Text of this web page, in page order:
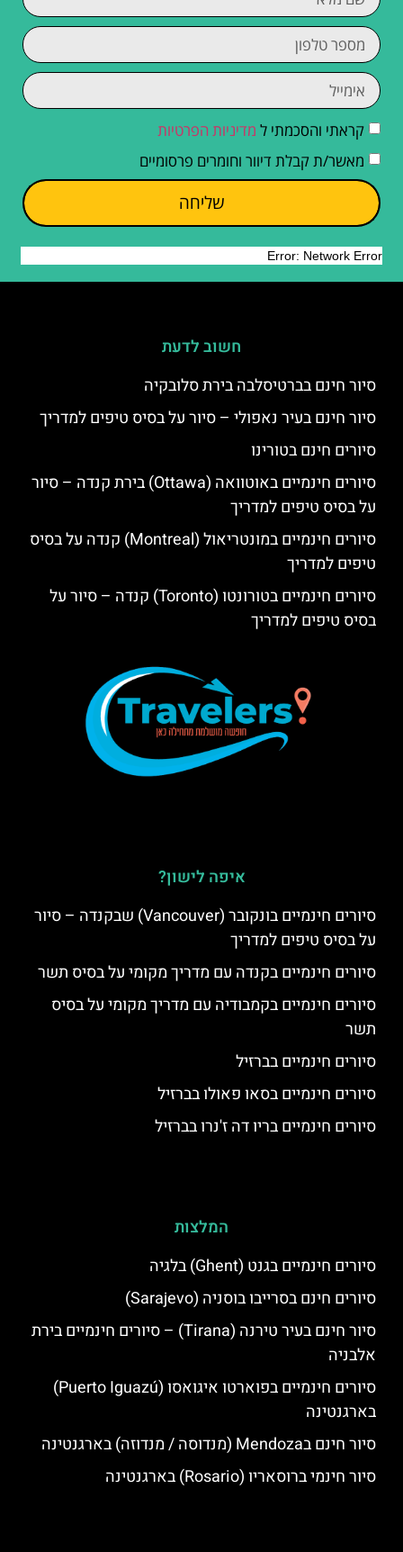
קראתי והסכמתי ל מדיניות הפרטיות
מאשר/ת קבלת דיוור וחומרים פרסומיים
שליחה
חשוב לדעת
סיור חינם בברטיסלבה בירת סלובקיה
סיור חינם בעיר נאפולי – סיור על בסיס טיפים למדריך
סיורים חינם בטורינו
סיורים חינמיים באוטוואה (Ottawa) בירת קנדה – סיור
על בסיס טיפים למדריך
סיורים חינמיים במונטריאול (Montreal) קנדה על בסיס
טיפים למדריך
סיורים חינמיים בטורונטו (Toronto) קנדה – סיור על
בסיס טיפים למדריך
איפה לישון?
סיורים חינמיים בונקובר (Vancouver) שבקנדה – סיור
על בסיס טיפים למדריך
סיורים חינמיים בקנדה עם מדריך מקומי על בסיס תשר
סיורים חינמיים בקמבודיה עם מדריך מקומי על בסיס
תשר
סיורים חינמיים בברזיל
סיורים חינמיים בסאו פאולו בברזיל
סיורים חינמיים בריו דה ז'נרו בברזיל
המלצות
סיורים חינמיים בגנט (Ghent) בלגיה
סיורים חינם בסרייבו בוסניה (Sarajevo)
סיור חינם בעיר טירנה (Tirana) – סיורים חינמיים בירת
אלבניה
סיורים חינמיים בפוארטו איגואסו (Puerto Iguazú)
בארגנטינה
סיור חינם בMendoza (מנדוסה / מנדוזה) בארגנטינה
סיור חינמי ברוסאריו (Rosario) בארגנטינה